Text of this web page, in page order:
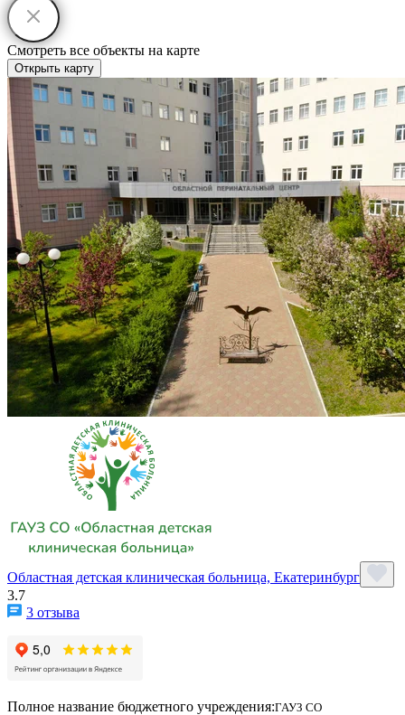
Смотреть все объекты на карте
Открыть карту
Областная детская клиническая больница, Екатеринбург
3.7
3 отзыва
Полное название бюджетного учреждения:ГАУЗ СО